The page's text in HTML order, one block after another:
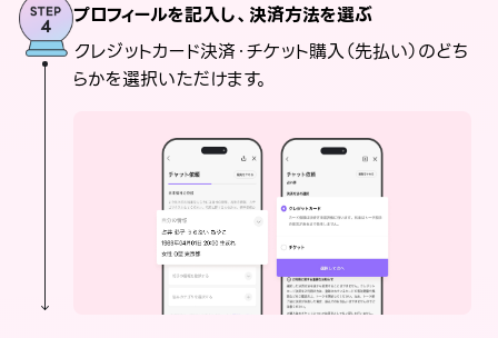
プロフィールを記入し、決済方法を選ぶ
クレジットカード決済・チケット購入（先払い）のどち
らかを選択いただけます。